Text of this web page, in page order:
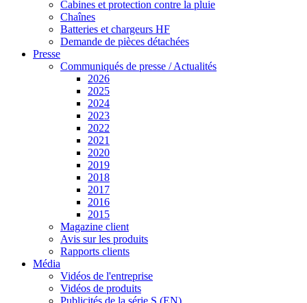
Cabines et protection contre la pluie
Chaînes
Batteries et chargeurs HF
Demande de pièces détachées
Presse
Communiqués de presse / Actualités
2026
2025
2024
2023
2022
2021
2020
2019
2018
2017
2016
2015
Magazine client
Avis sur les produits
Rapports clients
Média
Vidéos de l'entreprise
Vidéos de produits